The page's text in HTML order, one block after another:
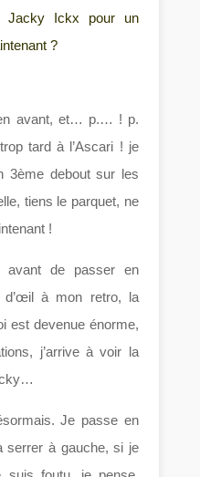
Jacky Ickx pour un
?
avant, et… p.… ! p.
tard à l’Ascari ! je
3ème debout sur les
tiens le parquet, ne
!
avant de passer en
à mon retro, la
est devenue énorme,
j’arrive à voir la
Je passe en
serrer à gauche, si je